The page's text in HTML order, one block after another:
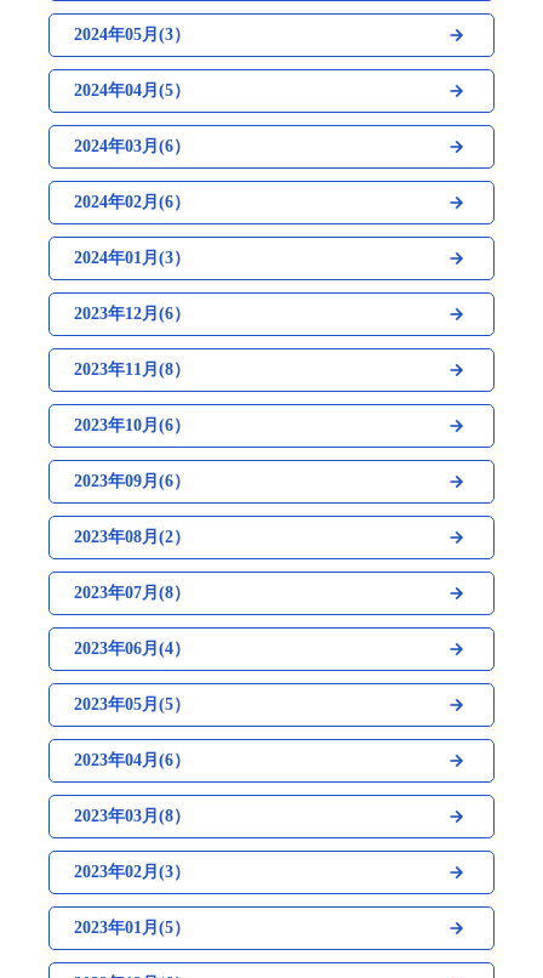
2024年05月(3）
2024年04月(5）
2024年03月(6）
2024年02月(6）
2024年01月(3）
2023年12月(6）
2023年11月(8）
2023年10月(6）
2023年09月(6）
2023年08月(2）
2023年07月(8）
2023年06月(4）
2023年05月(5）
2023年04月(6）
2023年03月(8）
2023年02月(3）
2023年01月(5）